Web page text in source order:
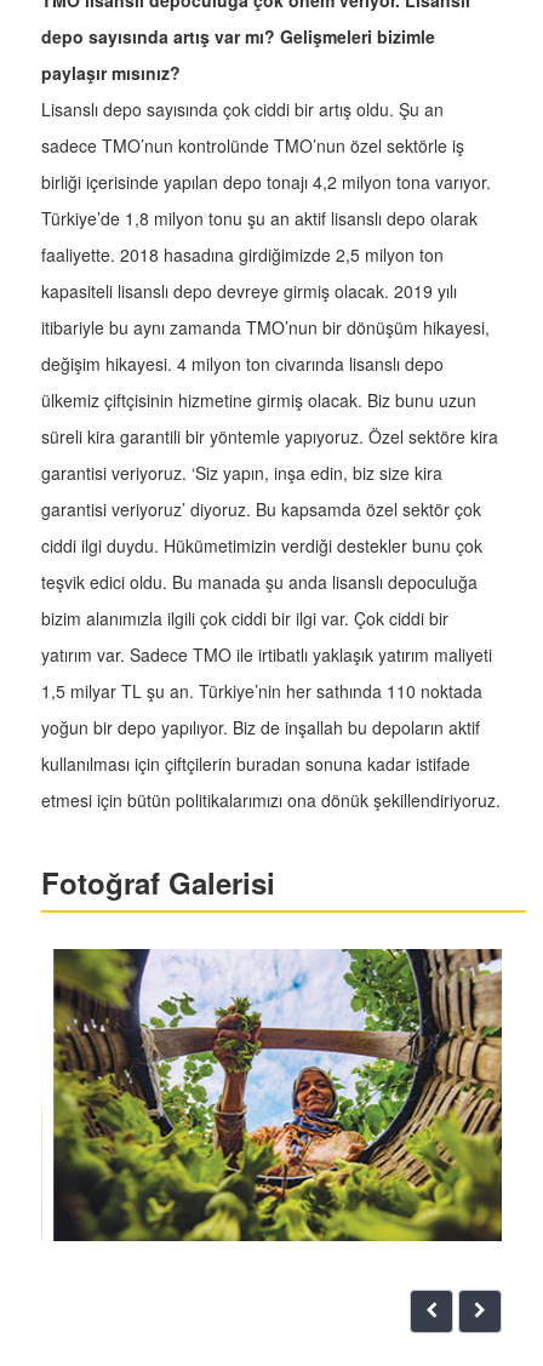
depo sayısında artış var mı? Gelişmeleri bizimle
paylaşır mısınız?
Lisanslı depo sayısında çok ciddi bir artış oldu. Şu an
sadece TMO’nun kontrolünde TMO’nun özel sektörle iş
birliği içerisinde yapılan depo tonajı 4,2 milyon tona varıyor.
Türkiye’de 1,8 milyon tonu şu an aktif lisanslı depo olarak
faaliyette. 2018 hasadına girdiğimizde 2,5 milyon ton
kapasiteli lisanslı depo devreye girmiş olacak. 2019 yılı
itibariyle bu aynı zamanda TMO’nun bir dönüşüm hikayesi,
değişim hikayesi. 4 milyon ton civarında lisanslı depo
ülkemiz çiftçisinin hizmetine girmiş olacak. Biz bunu uzun
süreli kira garantili bir yöntemle yapıyoruz. Özel sektöre kira
garantisi veriyoruz. ‘Siz yapın, inşa edin, biz size kira
garantisi veriyoruz’ diyoruz. Bu kapsamda özel sektör çok
ciddi ilgi duydu. Hükümetimizin verdiği destekler bunu çok
teşvik edici oldu. Bu manada şu anda lisanslı depoculuğa
bizim alanımızla ilgili çok ciddi bir ilgi var. Çok ciddi bir
yatırım var. Sadece TMO ile irtibatlı yaklaşık yatırım maliyeti
1,5 milyar TL şu an. Türkiye’nin her sathında 110 noktada
yoğun bir depo yapılıyor. Biz de inşallah bu depoların aktif
kullanılması için çiftçilerin buradan sonuna kadar istifade
etmesi için bütün politikalarımızı ona dönük şekillendiriyoruz.
Fotoğraf Galerisi